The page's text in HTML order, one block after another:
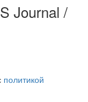
Journal /
политикой